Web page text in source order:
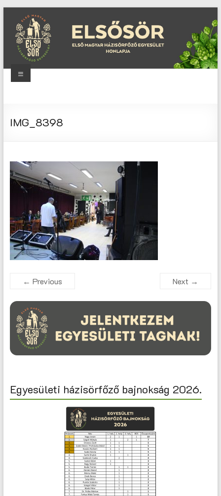
content
Magyar
Menu
IMG_8398
← Previous Next →
Egyesületi házisörfőző bajnokság 2026.